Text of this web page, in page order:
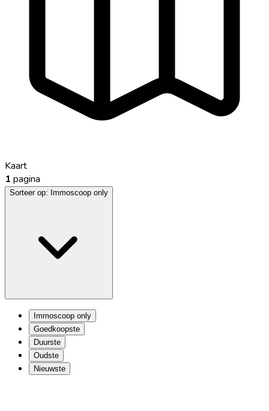
Kaart
1 pagina
Sorteer op: Immoscoop only
Immoscoop only
Goedkoopste
Duurste
Oudste
Nieuwste